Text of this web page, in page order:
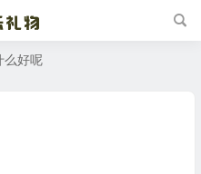
么好呢